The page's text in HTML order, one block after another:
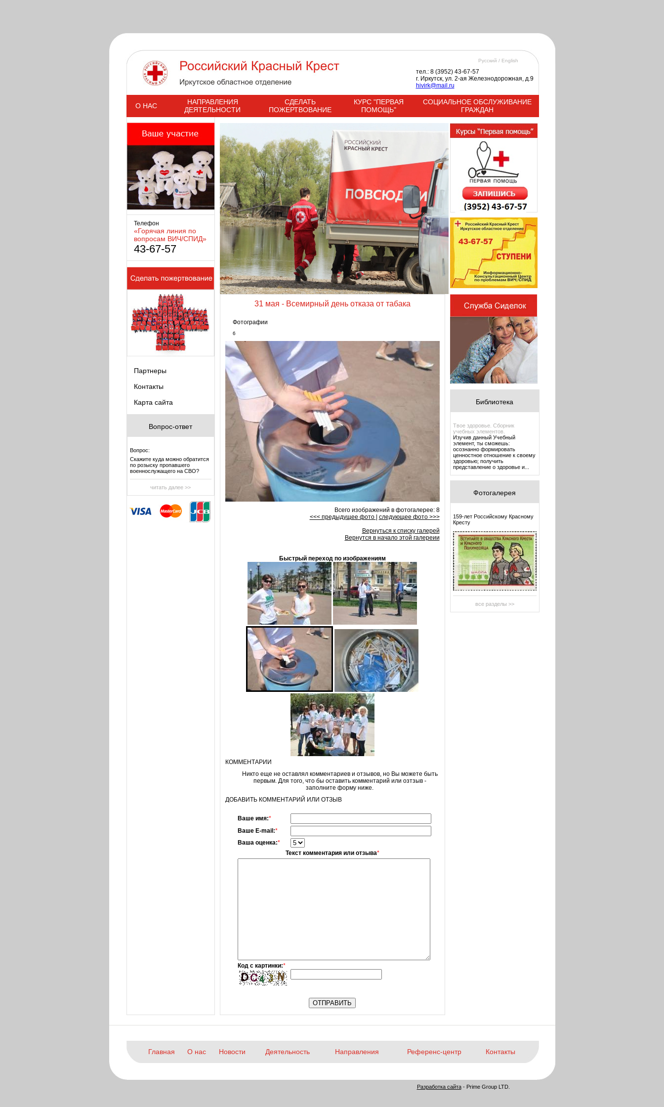
тел.: 8 (3952) 43-67-57
г. Иркутск, ул. 2-ая Железнодорожная, д.9
hivirk@mail.ru
Русский / English
s
О НАС
НАПРАВЛЕНИЯ
ДЕЯТЕЛЬНОСТИ
СДЕЛАТЬ
ПОЖЕРТВОВАНИЕ
КУРС "ПЕРВАЯ
ПОМОЩЬ"
СОЦИАЛЬНОЕ ОБСЛУЖИВАНИЕ
ГРАЖДАН
Телефон
«Горячая линия по
вопросам ВИЧ/СПИД»
43-67-57
Партнеры
Контакты
Карта сайта
Вопрос-ответ
Вопрос:
Скажите куда можно обратится
по розыску пропавшего
военнослужащего на СВО?
читать далее >>
31 мая - Всемирный день отказа от табака
Фотографии
6
Всего изображений в фотогалерее: 8
<<< предыдущее фото
следующее фото >>>
Вернуться к списку галерей
Вернутся в начало этой галереии
Быстрый переход по изображениям
КОММЕНТАРИИ
Никто еще не оставлял комментариев и отзывов, но Вы можете быть
первым. Для того, что бы оставить комментарий или озтзыв -
заполните форму ниже.
ДОБАВИТЬ КОММЕНТАРИЙ ИЛИ ОТЗЫВ
Ваше имя:*
Ваше E-mail:*
Ваша оценка:*
Текст комментария или отзыва*
Код с картинки:*
Библиотека
Твое здоровье. Сборник
учебных элементов.
Изучив данный Учебный
элемент, ты сможешь:
осознанно формировать
ценностное отношение к своему
здоровью; получить
представление о здоровье и...
Фотогалерея
159-лет Российскому Красному
Кресту
все разделы >>
Главная О нас Новости Деятельность Направления Референс-центр Контакты
Разработка сайта- Prime Group LTD.